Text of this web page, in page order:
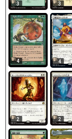
3 3
4 4
2 2